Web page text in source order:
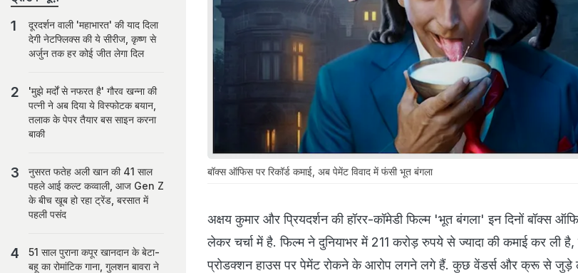
बॉक्स ऑफिस पर रिकॉर्ड कमाई, अब पेमेंट विवाद में फंसी भूत बंगला
अक्षय कुमार और प्रियदर्शन की हॉरर-कॉमेडी फिल्म 'भूत बंगला' इन दिनों बॉक्स
लेकर चर्चा में है. फिल्म ने दुनियाभर में 211 करोड़ रुपये से ज्यादा की कमाई कर ली
प्रोडक्शन हाउस पर पेमेंट रोकने के आरोप लगने लगे हैं. कुछ वेंडर्स और क्रू से जुड़े
दूरदर्शन वाली 'महाभारत' की याद दिला
देगी नेटफ्लिक्स की ये सीरीज, कृष्ण से
अर्जुन तक हर कोई जीत लेगा दिल
'मुझे मर्दों से नफरत है' गौरव खन्ना की
पत्नी ने अब दिया ये विस्फोटक बयान,
तलाक के पेपर तैयार बस साइन करना
बाकी
नुसरत फतेह अली खान की 41 साल
पहले आई कल्ट कव्वाली, आज Gen Z
के बीच खूब हो रहा ट्रेंड, बरसात में
पहली पसंद
51 साल पुराना कपूर खानदान के बेटा-
बहू का रोमांटिक गाना, गुलशन बावरा ने